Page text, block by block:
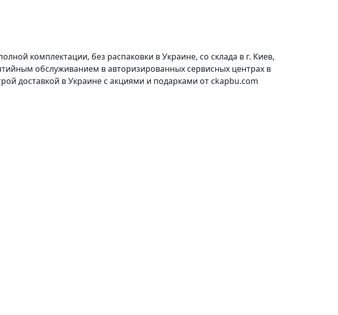
комплектации, без распаковки в Украине, со склада в г. Киев,
обслуживанием в авторизированных сервисных центрах в
доставкой в Украине с акциями и подарками от ckapbu.com